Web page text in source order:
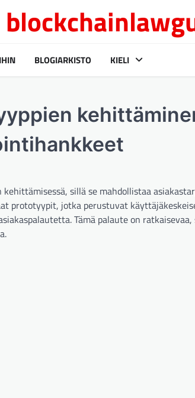
BLOGIARKISTO KIELI
sillä se mahdollistaa
prototyypit, jotka perustuvat
Tämä palaute on